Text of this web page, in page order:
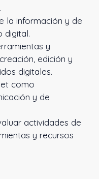
la información y de
digital.
y
edición y
digitales.
como
y de
actividades de
y recursos